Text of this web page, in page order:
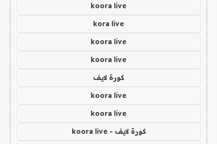
koora live
kora live
koora live
koora live
كورة لايف
koora live
koora live
كورة لايف - koora live